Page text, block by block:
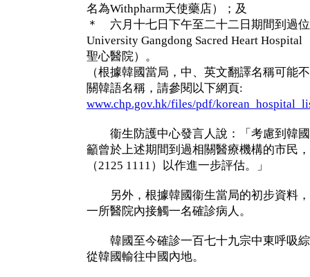
名為Withpharm天使藥店）；及
＊ 六月十七日下午至二十二日期間到過
University Gangdong Sacred Heart
聖心醫院）。
（根據韓國當局，中、英文翻譯名稱可能
關韓語名稱，請參閱以下網頁:
www.chp.gov.hk/files/pdf/
衞生防護中心發言人說：「考慮到韓國
籲曾於上述期間到過相關醫療機構的市民
（2125 1111）以作進一步評估。」
另外，根據韓國衞生當局的初步資料，
一所醫院內接觸一名確診病人。
韓國至今確診一百七十九宗中東呼吸綜
從韓國輸往中國內地。